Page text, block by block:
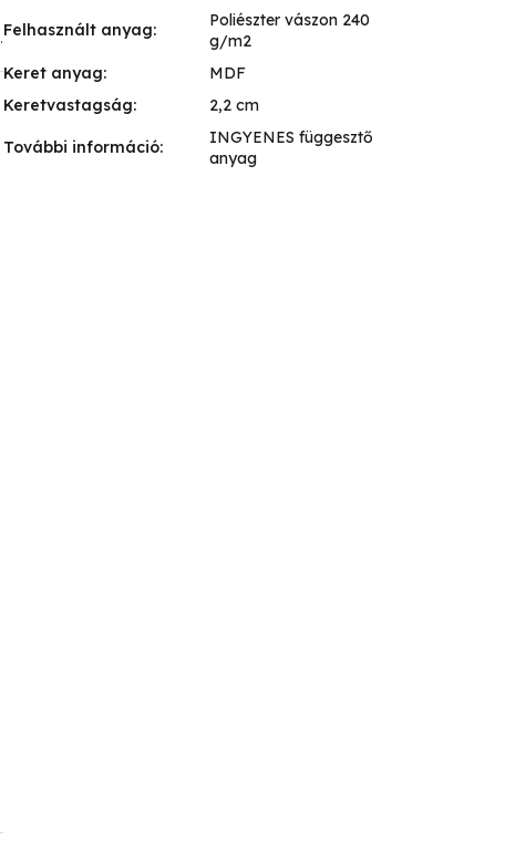
.Felhasznált anyag:
Poliészter vászon 240
g/m2
Keret anyag:
MDF
Keretvastagság: 2,2 cm
További információ:
INGYENES függesztő
anyag